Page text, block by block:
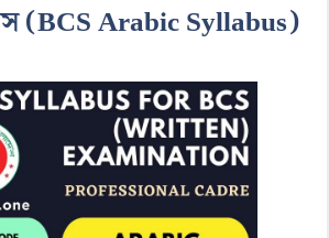
(BCS Arabic Syllabus)